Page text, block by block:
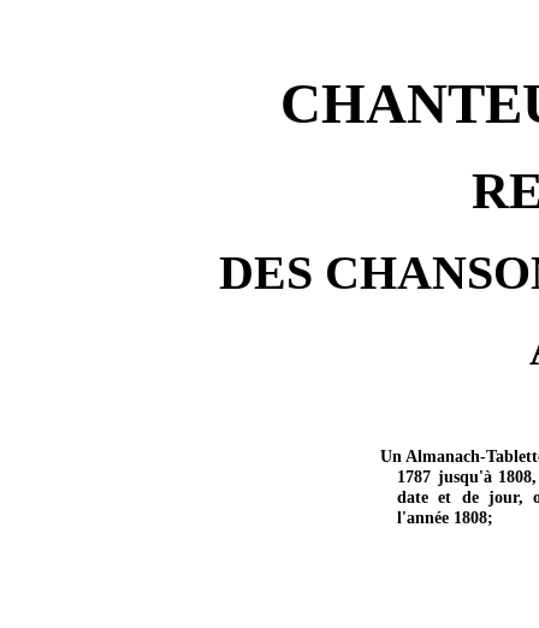
DES
Un Almanach-
1787 jusqu'à
date et de jour,
l'année 1808;